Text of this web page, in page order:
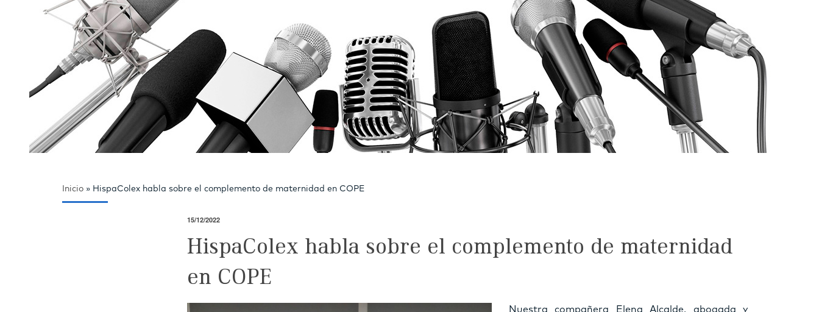
Inicio » HispaColex habla sobre el complemento de maternidad en COPE
15/12/2022
HispaColex habla sobre el complemento de maternidad
en COPE
Nuestra compañera Elena Alcalde, abogada y